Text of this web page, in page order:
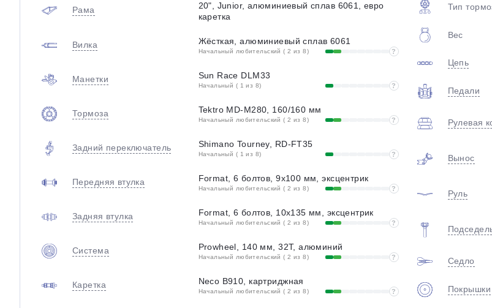
Рама
20ʺ, Junior, алюминиевый сплав 6061, евро
каретка
Вилка Жёсткая, алюминиевый сплав 6061
Начальный любительский ( 2 из 8) ?
Манетки Sun Race DLM33
Начальный ( 1 из 8) ?
Тормоза Tektro MD-M280, 160/160 мм
Начальный любительский ( 2 из 8) ?
Задний переключатель Shimano Tourney, RD-FT35
Начальный ( 1 из 8) ?
Передняя втулка Format, 6 болтов, 9x100 мм, эксцентрик
Начальный любительский ( 2 из 8) ?
Задняя втулка Format, 6 болтов, 10x135 мм, эксцентрик
Начальный любительский ( 2 из 8) ?
Система Prowheel, 140 мм, 32T, алюминий
Начальный любительский ( 2 из 8) ?
Каретка Neco B910, картриджная
Начальный любительский ( 2 из 8) ?
Тип
Вес
Цепь
Педали
Рулевая
Вынос
Руль
Седло
Покрышки
раз в 2